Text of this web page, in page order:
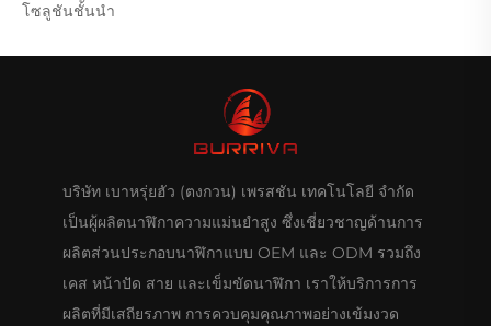
โซลูชันชั้นนำ
บริษัท เบาหรุ่ยฮัว (ตงกวน) เพรสชัน เทคโนโลยี จำกัด
เป็นผู้ผลิตนาฬิกาความแม่นยำสูง ซึ่งเชี่ยวชาญด้านการ
ผลิตส่วนประกอบนาฬิกาแบบ OEM และ ODM รวมถึง
เคส หน้าปัด สาย และเข็มขัดนาฬิกา เราให้บริการการ
ผลิตที่มีเสถียรภาพ การควบคุมคุณภาพอย่างเข้มงวด